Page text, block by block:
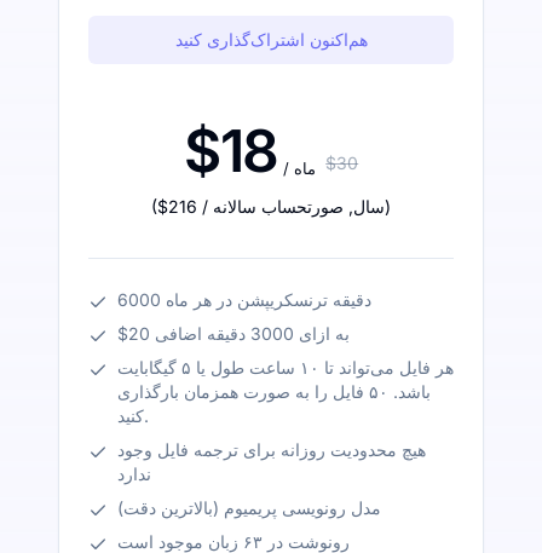
هم‌اکنون اشتراک‌گذاری کنید
$18 / ماه $30
($216 / سال, صورتحساب سالانه )
6000 دقیقه ترنسکریپشن در هر ماه
$20 به ازای 3000 دقیقه اضافی
هر فایل می‌تواند تا ۱۰ ساعت طول یا ۵ گیگابایت
باشد. ۵۰ فایل را به صورت همزمان بارگذاری
کنید.
هیچ محدودیت روزانه برای ترجمه فایل وجود
ندارد
مدل رونویسی پریمیوم (بالاترین دقت)
رونوشت در ۶۳ زبان موجود است